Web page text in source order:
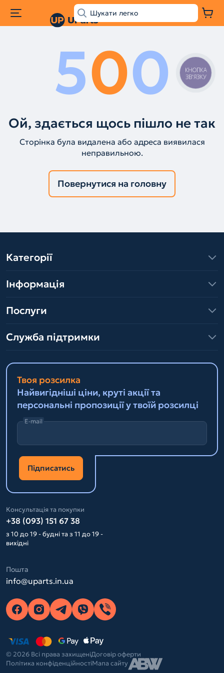
500
Ой, здається щось пішло не так
Сторінка була видалена або адреса виявилася
неправильною.
Повернутися на головну
Категорії
Інформація
Послуги
Служба підтримки
Твоя розсилка
Найвигідніші ціни, круті акції та
персональні пропозиції у твоїй розсилці
E-mail
Підписатись
Консультація та покупки
+38 (093) 151 67 38
з 10 до 19 - будні та з 11 до 19 -
вихідні
Пошта
info@uparts.in.ua
© 2026 Всі права захищеніДоговір оферти
Політика конфіденційностіМапа сайту
КНОПКА
ЗВ'ЯЗКУ